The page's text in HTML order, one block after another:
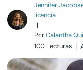
Relaciones
Familia
Jennifer
licencia
|
PorCalantha
100 Lecturas